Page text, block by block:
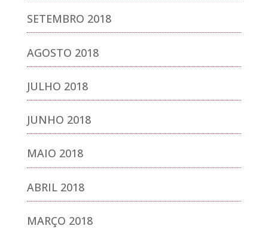
SETEMBRO 2018
AGOSTO 2018
JULHO 2018
JUNHO 2018
MAIO 2018
ABRIL 2018
MARÇO 2018